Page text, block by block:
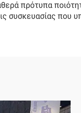
πρότυπα
συσκευασίας που